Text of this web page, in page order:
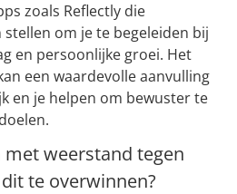
zoals Reflectly die
om je te begeleiden bij
en persoonlijke groei. Het
een waardevolle aanvulling
en je helpen om bewuster te
weerstand tegen
te overwinnen?